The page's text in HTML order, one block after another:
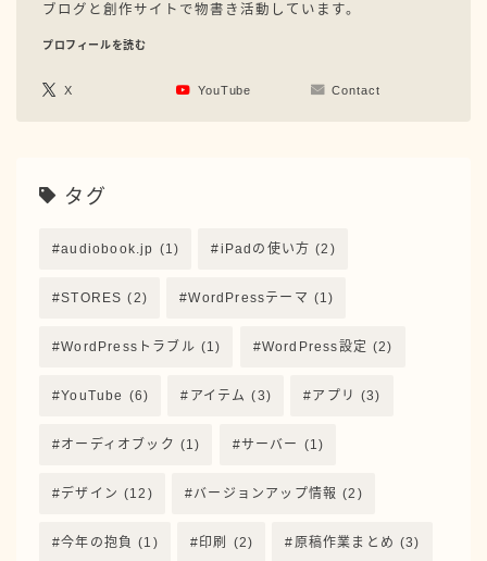
ブログと創作サイトで物書き活動しています。
プロフィールを読む
X YouTube Contact
タグ
audiobook.jp (1) iPadの使い方 (2)
STORES (2) WordPressテーマ (1)
WordPressトラブル (1) WordPress設定 (2)
YouTube (6) アイテム (3) アプリ (3)
オーディオブック (1) サーバー (1)
デザイン (12) バージョンアップ情報 (2)
今年の抱負 (1) 印刷 (2) 原稿作業まとめ (3)